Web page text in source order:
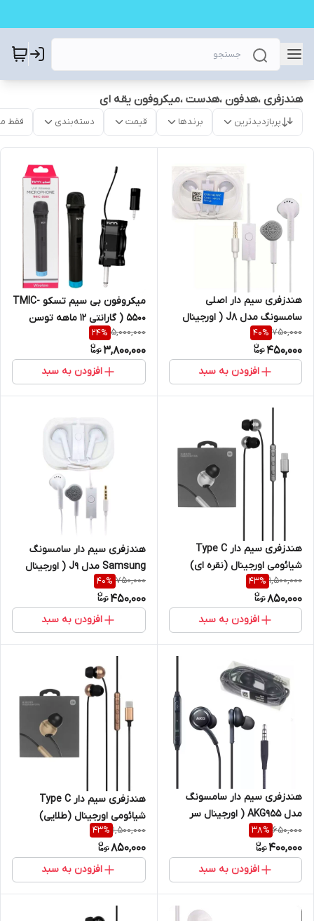
هندزفری ،هدفون ،هدست ،میکروفون یقه ای
پربازدیدترین برندها قیمت دسته‌بندی فقط
هندزفری سیم دار اصلی
سامسونگ مدل J8 ( اورجینال
سر جعبه)
750,000
40%
450,000
افزودن به سبد
میکروفون بی سیم تسکو TMIC-
5500 ( گارانتی 12 ماهه توسن
سیستم )
5,000,000
24%
3,800,000
افزودن به سبد
هندزفری سیم دار Type C
شیائومی اورجینال (نقره ای)
1,500,000
43%
850,000
افزودن به سبد
هندزفری سیم دار سامسونگ
Samsung مدل J9 ( اورجینال
سر جعبه)
750,000
40%
450,000
افزودن به سبد
هندزفری سیم دار سامسونگ
مدل AKG955 ( اورجینال سر
جعبه )
650,000
38%
400,000
افزودن به سبد
هندزفری سیم دار Type C
شیائومی اورجینال (طلایی)
1,500,000
43%
850,000
افزودن به سبد